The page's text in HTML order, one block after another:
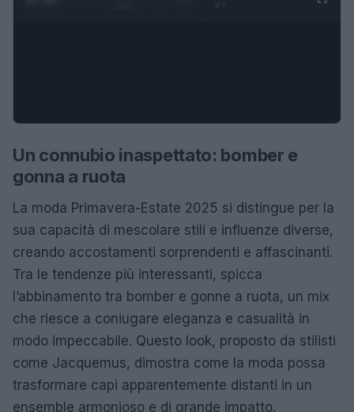
Un connubio inaspettato: bomber e
gonna a ruota
La moda Primavera-Estate 2025 si distingue per la
sua capacità di mescolare stili e influenze diverse,
creando accostamenti sorprendenti e affascinanti.
Tra le tendenze più interessanti, spicca
l’abbinamento tra bomber e gonne a ruota, un mix
che riesce a coniugare eleganza e casualità in
modo impeccabile. Questo look, proposto da stilisti
come Jacquemus, dimostra come la moda possa
trasformare capi apparentemente distanti in un
ensemble armonioso e di grande impatto.